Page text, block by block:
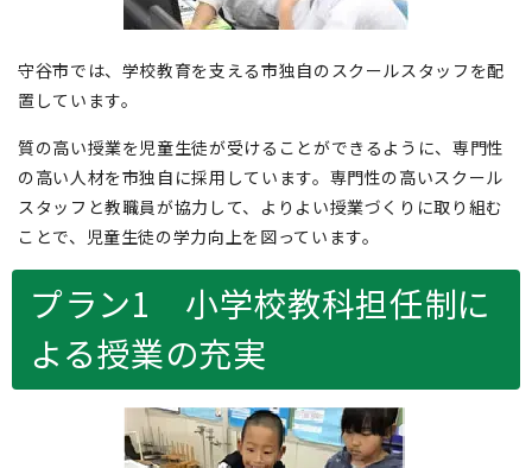
守谷市では、学校教育を支える市独自のスクールスタッフを配
置しています。
質の高い授業を児童生徒が受けることができるように、専門性
の高い人材を市独自に採用しています。専門性の高いスクール
スタッフと教職員が協力して、よりよい授業づくりに取り組む
ことで、児童生徒の学力向上を図っています。
プラン1 小学校教科担任制に
よる授業の充実